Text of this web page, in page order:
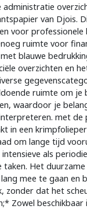
administratie
van Djois.
voor professionele
ruimte voor
blauwe
overzichten en
ruimte om je
waardoor je
met de
in een
om lange tijd
als
taken. Het
mee te gaan en
zonder dat het
Zowel beschikbaar